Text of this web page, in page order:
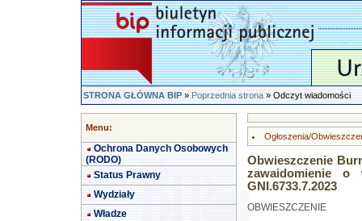
STRONA GŁÓWNA BIP»Poprzednia strona» Odczyt wiadomości
Menu:
Ochrona Danych Osobowych
(RODO)
Status Prawny
Wydziały
Władze
Ogłoszenia/
Obwieszczenie
zawaidomienie
GNI.6733.7.2023
OBWIESZCZENIE